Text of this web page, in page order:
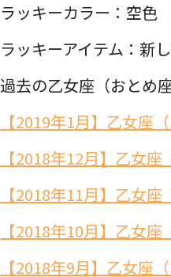
ラッキーカラー：空色
ラッキーアイテム：新
過去の乙女座（おとめ
【2019年1月】乙女座
【2018年12月】乙女
【2018年11月】乙女
【2018年10月】乙女
【2018年9月】乙女座